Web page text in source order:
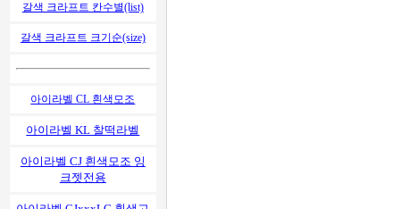
갈색 크라프트 칸수별(list)
갈색 크라프트 크기순(size)
아이라벨 CL 흰색모조
아이라벨 KL 찰떡라벨
아이라벨 CJ 흰색모조 잉
크젯전용